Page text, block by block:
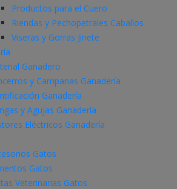
Productos para el Cuero
Riendas y Pechopetrales Caballos
Viseras y Gorras Jinete
Ganadero
y Campanas Ganadería
Ganadería
y Agujas Ganadería
Eléctricos Ganadería
Gatos
Gatos
Veterinarias Gatos